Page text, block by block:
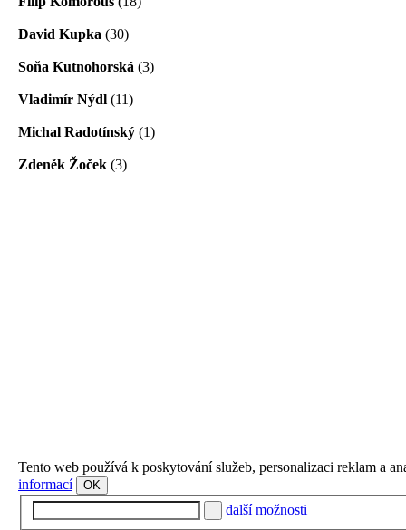
David Kupka (30)
Soňa Kutnohorská (3)
Vladimír Nýdl (11)
Michal Radotínský (1)
Zdeněk Žoček (3)
Tento web používá k poskytování služeb, personalizaci reklam a
informací
OK
další možnosti